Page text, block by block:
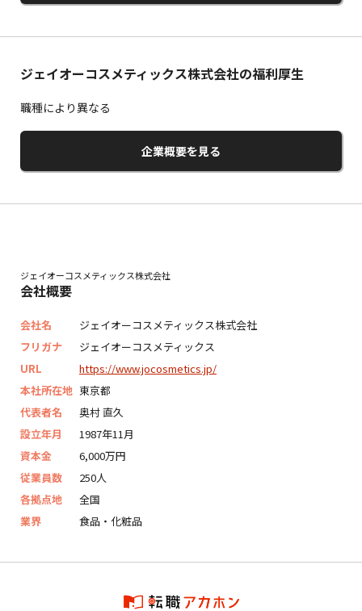
ジェイオーコスメティックス株式会社の福利厚生
職種により異なる
企業概要を見る
ジェイオーコスメティックス株式会社
会社概要
会社名
ジェイオーコスメティックス株式会社
フリガナ
ジェイオーコスメティックス
URL
https://www.jocosmetics.jp/
本社所在地 東京都
代表者名
奥村 直久
設立年月
1987年11月
資本金
6,000万円
従業員数
250人
各拠点地
全国
業界
食品・化粧品